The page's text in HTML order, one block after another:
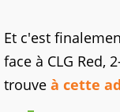
Et c'est
face à CLG Red,
trouve à cette